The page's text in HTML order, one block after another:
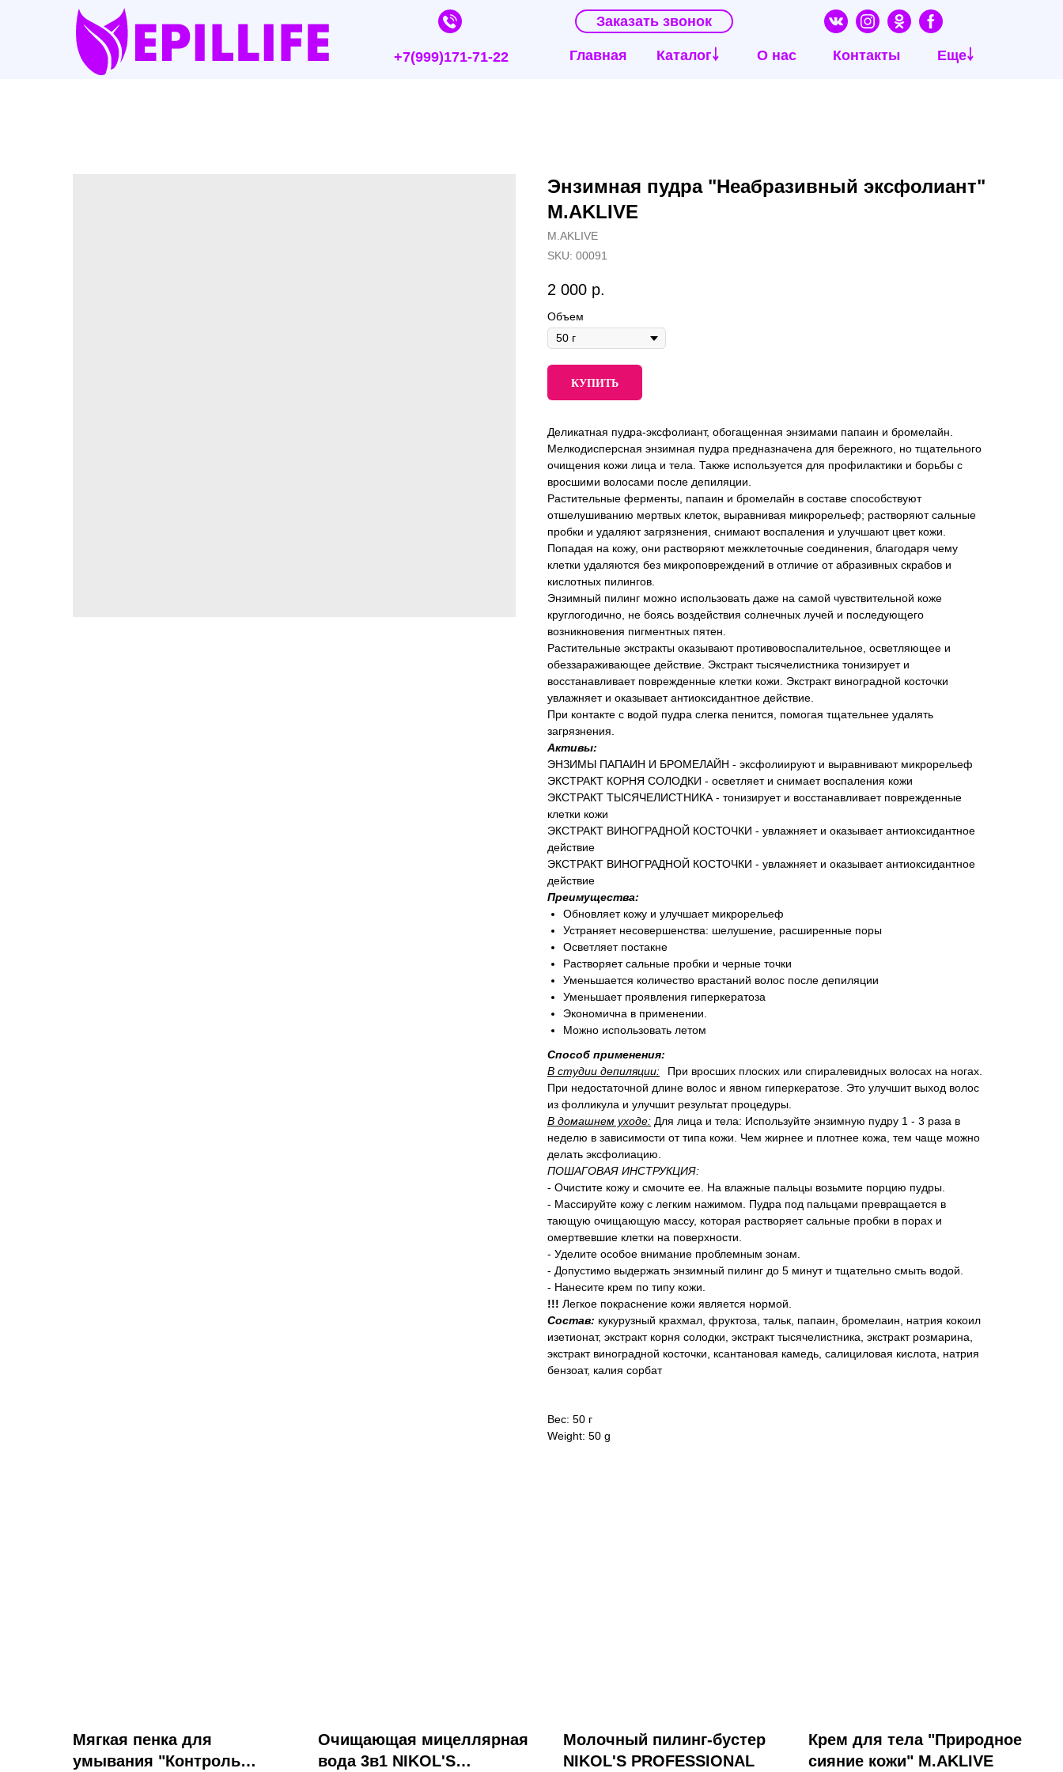
Главная О нас Контакты Еще￬
Каталог￬
+7(999)171-71-22
Заказать звонок
Энзимная пудра "Неабразивный эксфолиант"
M.AKLIVE
M.AKLIVE
SKU: 00091
2 000 р.
Объем
КУПИТЬ
Деликатная пудра-эксфолиант, обогащенная энзимами папаин и бромелайн.
Мелкодисперсная энзимная пудра предназначена для бережного, но тщательного
очищения кожи лица и тела. Также используется для профилактики и борьбы с
вросшими волосами после депиляции.
Растительные ферменты, папаин и бромелайн в составе способствуют
отшелушиванию мертвых клеток, выравнивая микрорельеф; растворяют сальные
пробки и удаляют загрязнения, снимают воспаления и улучшают цвет кожи.
Попадая на кожу, они растворяют межклеточные соединения, благодаря чему
клетки удаляются без микроповреждений в отличие от абразивных скрабов и
кислотных пилингов.
Энзимный пилинг можно использовать даже на самой чувствительной коже
круглогодично, не боясь воздействия солнечных лучей и последующего
возникновения пигментных пятен.
Растительные экстракты оказывают противовоспалительное, осветляющее и
обеззараживающее действие. Экстракт тысячелистника тонизирует и
восстанавливает поврежденные клетки кожи. Экстракт виноградной косточки
увлажняет и оказывает антиоксидантное действие.
При контакте с водой пудра слегка пенится, помогая тщательнее удалять
загрязнения.
Активы:
ЭНЗИМЫ ПАПАИН И БРОМЕЛАЙН - эксфолиируют и выравнивают микрорельеф
ЭКСТРАКТ КОРНЯ СОЛОДКИ - осветляет и снимает воспаления кожи
ЭКСТРАКТ ТЫСЯЧЕЛИСТНИКА - тонизирует и восстанавливает поврежденные
клетки кожи
ЭКСТРАКТ ВИНОГРАДНОЙ КОСТОЧКИ - увлажняет и оказывает антиоксидантное
действие
ЭКСТРАКТ ВИНОГРАДНОЙ КОСТОЧКИ - увлажняет и оказывает антиоксидантное
действие
Преимущества:
Обновляет кожу и улучшает микрорельеф
Устраняет несовершенства: шелушение, расширенные поры
Осветляет постакне
Растворяет сальные пробки и черные точки
Уменьшается количество врастаний волос после депиляции
Уменьшает проявления гиперкератоза
Экономична в применении.
Можно использовать летом
Способ применения:
В студии депиляции: ⠀При вросших плоских или спиралевидных волосах на ногах.
При недостаточной длине волос и явном гиперкератозе. Это улучшит выход волос
из фолликула и улучшит результат процедуры.
В домашнем уходе: Для лица и тела: Используйте энзимную пудру 1 - 3 раза в
неделю в зависимости от типа кожи. Чем жирнее и плотнее кожа, тем чаще можно
делать эксфолиацию.
ПОШАГОВАЯ ИНСТРУКЦИЯ:
- Очистите кожу и смочите ее. На влажные пальцы возьмите порцию пудры.
- Массируйте кожу с легким нажимом. Пудра под пальцами превращается в
тающую очищающую массу, которая растворяет сальные пробки в порах и
омертвевшие клетки на поверхности.
- Уделите особое внимание проблемным зонам.
- Допустимо выдержать энзимный пилинг до 5 минут и тщательно смыть водой.
- Нанесите крем по типу кожи.
!!! Легкое покраснение кожи является нормой.
Состав: кукурузный крахмал, фруктоза, тальк, папаин, бромелаин, натрия кокоил
изетионат, экстракт корня солодки, экстракт тысячелистника, экстракт розмарина,
экстракт виноградной косточки, ксантановая камедь, салициловая кислота, натрия
бензоат, калия сорбат
Вес: 50 г
Weight: 50 g
Мягкая пенка для
умывания "Контроль
Очищающая мицеллярная
вода 3в1 NIKOL'S
Молочный пилинг-бустер
NIKOL'S PROFESSIONAL
Крем для тела "Природное
сияние кожи" M.AKLIVE